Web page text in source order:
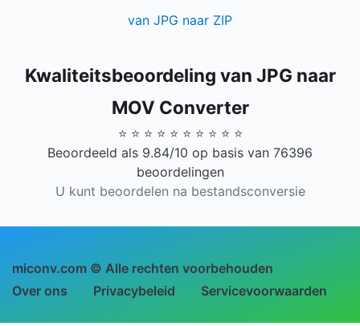
van JPG naar ZIP
Kwaliteitsbeoordeling van JPG naar
MOV Converter
⭐ ⭐ ⭐ ⭐ ⭐ ⭐ ⭐ ⭐ ⭐ ⭐
Beoordeeld als 9.84/10 op basis van 76396
beoordelingen
U kunt beoordelen na bestandsconversie
miconv.com © Alle rechten voorbehouden
Over ons
Privacybeleid Servicevoorwaarden